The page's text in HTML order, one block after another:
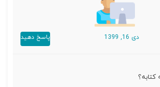
دی 16, 1399 پاسخ دهید
کتابه؟